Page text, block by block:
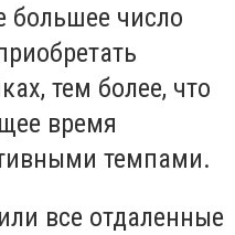
большее число
тем более, что
время
темпами.
все отдаленные